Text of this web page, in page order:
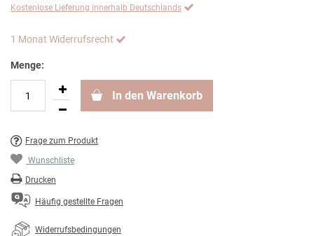
Kostenlose Lieferung innerhalb Deutschlands
1 Monat Widerrufsrecht
Menge:
In den Warenkorb
Frage zum Produkt
Wunschliste
Drucken
Häufig gestellte Fragen
Widerrufsbedingungen